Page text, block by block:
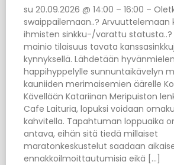
su 20.09.2026 @ 14:00 – 16:00 –
swaippailemaan..? Arvuuttelemaan
ihmisten sinkku-/varattu statusta..?
mainio tilaisuus tavata
kynnyksellä. Lähdetään hyvänmielen
happihyppelylle sunnuntaikävelyn
kauniiden merimaisemien äärelle
Kävellään Katariinan Meripuiston
Cafe Laituria, lopuksi voidaan
kahvitella. Tapahtuman loppuaika
antava, eihän sitä tiedä millaiset
maratonkeskustelut saadaan
ennakkoilmoittautumisia eikä […]